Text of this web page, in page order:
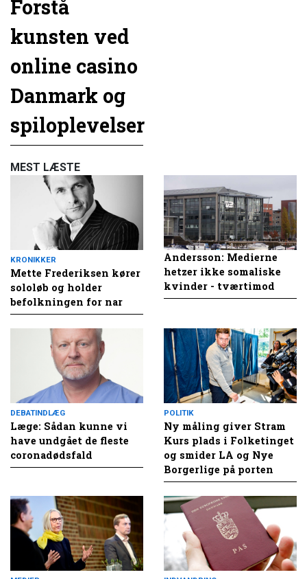
Forstå
kunsten ved
online casino
Danmark og
spiloplevelser
MEST LÆSTE
KRONIKKER
Mette Frederiksen kører
sololøb og holder
befolkningen for nar
Andersson: Medierne
hetzer ikke somaliske
kvinder - tværtimod
DEBATINDLÆG
Læge: Sådan kunne vi
have undgået de fleste
coronadødsfald
POLITIK
Ny måling giver Stram
Kurs plads i Folketinget
og smider LA og Nye
Borgerlige på porten